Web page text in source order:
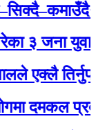
तिर्नुपर्ने’
प्रदान :